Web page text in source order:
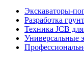
Экскаваторы-
Разработка
Техника JCB
Универсальные